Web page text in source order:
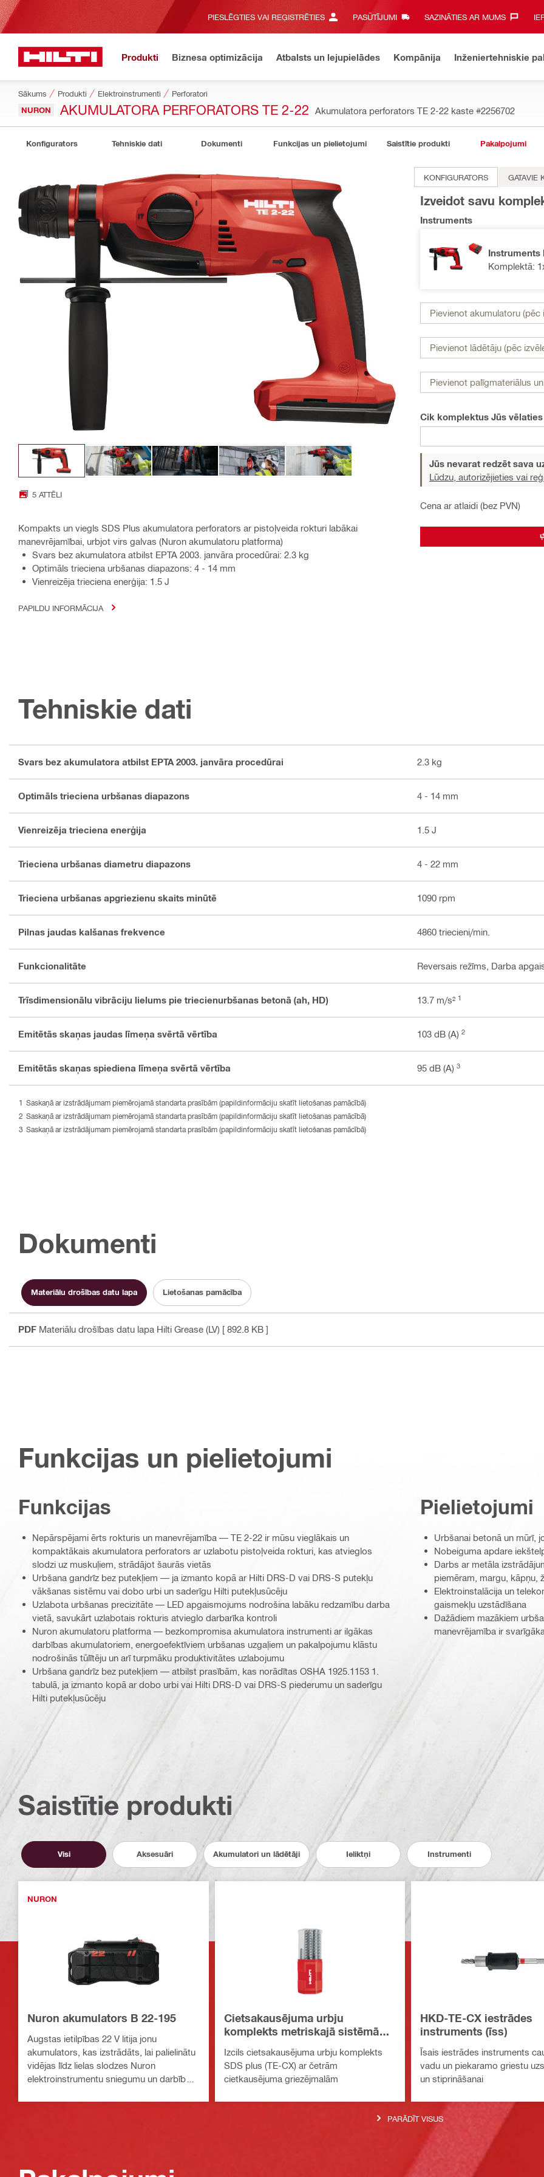
PIESLĒGTIES VAI REĢISTRĒTIES PASŪTĪJUMI SAZINĀTIES AR MUMS‎
Produkti Biznesa optimizācija Atbalsts un lejupielādes Kompānija Inženiertehniskie
Sākums Produkti Elektroinstrumenti Perforatori
NURON AKUMULATORA PERFORATORS TE 2-22 Akumulatora perforators TE 2-22 kaste #2256702
Konfigurators Tehniskie dati Dokumenti Funkcijas un pielietojumi Saistītie produkti Pakalpojumi
5 ATTĒLI
Kompakts un viegls SDS Plus akumulatora perforators ar pistoļveida rokturi labākai
manevrējamībai, urbjot virs galvas (Nuron akumulatoru platforma)
Svars bez akumulatora atbilst EPTA 2003. janvāra procedūrai: 2.3 kg
Optimāls trieciena urbšanas diapazons: 4 - 14 mm
Vienreizēja trieciena enerģija: 1.5 J
PAPILDU INFORMĀCIJA
KONFIGURATORS GATAVIE
Izveidot savu
Instruments
Instruments
Komplektā:
Pievienot akumulatoru (pēc
Pievienot lādētāju (pēc
Pievienot palīgmateriālus
Cik komplektus Jūs
Jūs nevarat redzēt sava
Lūdzu, autorizējieties vai
Cena ar atlaidi (bez PVN)
Tehniskie dati
Svars bez akumulatora atbilst EPTA 2003. janvāra procedūrai 2.3 kg
Optimāls trieciena urbšanas diapazons 4 - 14 mm
Vienreizēja trieciena enerģija 1.5 J
Trieciena urbšanas diametru diapazons 4 - 22 mm
Trieciena urbšanas apgriezienu skaits minūtē 1090 rpm
Pilnas jaudas kalšanas frekvence 4860 triecieni/min.
Funkcionalitāte Reversais režīms, Darba
Trīsdimensionālu vibrāciju lielums pie triecienurbšanas betonā (ah, HD) 13.7 m/s² 1
Emitētās skaņas jaudas līmeņa svērtā vērtība 103 dB (A) 2
Emitētās skaņas spiediena līmeņa svērtā vērtība 95 dB (A) 3
Saskaņā ar izstrādājumam piemērojamā standarta prasībām (papildinformāciju skatīt lietošanas pamācībā)
Saskaņā ar izstrādājumam piemērojamā standarta prasībām (papildinformāciju skatīt lietošanas pamācībā)
Saskaņā ar izstrādājumam piemērojamā standarta prasībām (papildinformāciju skatīt lietošanas pamācībā)
Dokumenti
Materiālu drošības datu lapa Lietošanas pamācība
PDF Materiālu drošības datu lapa Hilti Grease (LV) [ 892.8 KB ]
Funkcijas un pielietojumi
Funkcijas
Nepārspējami ērts rokturis un manevrējamība — TE 2-22 ir mūsu vieglākais un
kompaktākais akumulatora perforators ar uzlabotu pistoļveida rokturi, kas atvieglos
slodzi uz muskuļiem, strādājot šaurās vietās
Urbšana gandrīz bez putekļiem — ja izmanto kopā ar Hilti DRS-D vai DRS-S putekļu
vākšanas sistēmu vai dobo urbi un saderīgu Hilti putekļusūcēju
Uzlabota urbšanas precizitāte — LED apgaismojums nodrošina labāku redzamību darba
vietā, savukārt uzlabotais rokturis atvieglo darbarīka kontroli
Nuron akumulatoru platforma — bezkompromisa akumulatora instrumenti ar ilgākas
darbības akumulatoriem, energoefektīviem urbšanas uzgaļiem un pakalpojumu klāstu
nodrošinās tūlītēju un arī turpmāku produktivitātes uzlabojumu
Urbšana gandrīz bez putekļiem — atbilst prasībām, kas norādītas OSHA 1925.1153 1.
tabulā, ja izmanto kopā ar dobo urbi vai Hilti DRS-D vai DRS-S piederumu un saderīgu
Hilti putekļusūcēju
Pielietojumi
Urbšanai betonā un mūrī,
Nobeiguma apdare
Darbs ar metāla
piemēram, margu, kāpņu,
Elektroinstalācija un
gaismekļu uzstādīšana
Dažādiem mazākiem
manevrējamība ir
Saistītie produkti
Visi Aksesuāri Akumulatori un lādētāji Ieliktņi Instrumenti
NURON
Nuron akumulators B 22-195
Augstas ietilpības 22 V litija jonu
akumulators, kas izstrādāts, lai palielinātu
vidējas līdz lielas slodzes Nuron
elektroinstrumentu sniegumu un darbības
Cietsakausējuma urbju
komplekts metriskajā sistēmā
Izcils cietsakausējuma urbju komplekts
SDS plus (TE-CX) ar četrām
cietkausējuma griezējmalām
HKD-TE-CX iestrādes
instruments (īss)
Īsais iestrādes instruments
vadu un piekaramo griestu
un stiprināšanai
PARĀDĪT VISUS